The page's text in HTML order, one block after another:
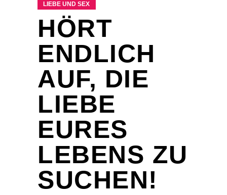
LIEBE UND SEX
HÖRT
ENDLICH
AUF, DIE
LIEBE
EURES
LEBENS ZU
SUCHEN!